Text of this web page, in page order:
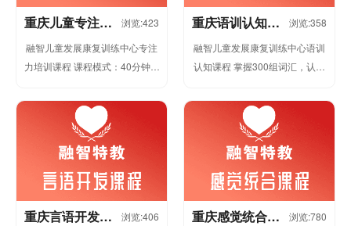
重庆儿童专注力
浏览:423
融智儿童发展康复训练中心专注
力培训课程 课程模式：40分钟一
方法。 教学内容： ①...
重庆语训认知培
浏览:358
融智儿童发展康复训练中心语训
认知课程 掌握300组词汇，认知
一对一 教学原理：应...
重庆言语开发培
浏览:406
重庆感觉统合培
浏览:780